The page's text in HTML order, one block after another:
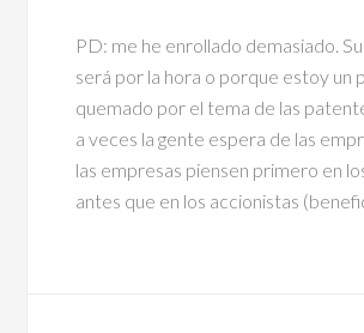
PD: me he enrollado demasiado.
será por la hora o porque estoy un
quemado por el tema de las
a veces la gente espera de las
las empresas piensen primero en
antes que en los accionistas